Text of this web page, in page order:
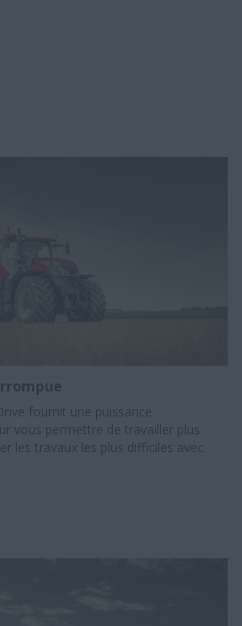
fournit une puissance
vous permettre de travailler plus
les travaux les plus difficiles avec